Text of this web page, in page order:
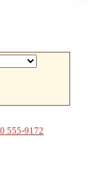
555-9172